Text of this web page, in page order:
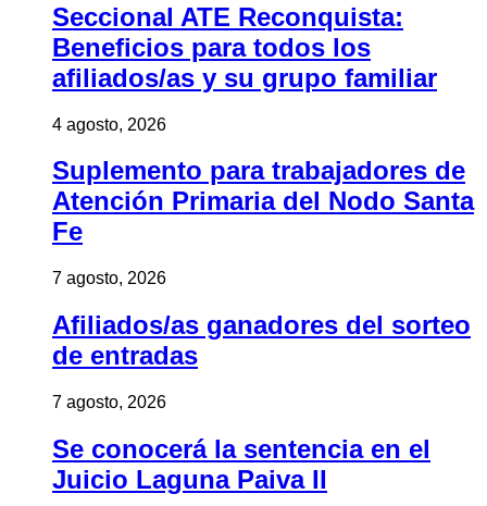
Seccional ATE Reconquista:
Beneficios para todos los
afiliados/as y su grupo familiar
4 agosto, 2026
Suplemento para trabajadores de
Atención Primaria del Nodo Santa
Fe
7 agosto, 2026
Afiliados/as ganadores del sorteo
de entradas
7 agosto, 2026
Se conocerá la sentencia en el
Juicio Laguna Paiva II